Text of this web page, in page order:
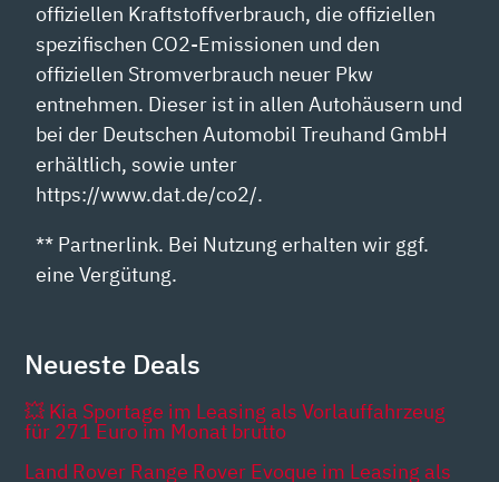
offiziellen Kraftstoffverbrauch, die offiziellen
spezifischen CO2-Emissionen und den
offiziellen Stromverbrauch neuer Pkw
entnehmen. Dieser ist in allen Autohäusern und
bei der Deutschen Automobil Treuhand GmbH
erhältlich, sowie unter
https://www.dat.de/co2/.
** Partnerlink. Bei Nutzung erhalten wir ggf.
eine Vergütung.
Neueste Deals
💥 Kia Sportage im Leasing als Vorlauffahrzeug
für 271 Euro im Monat brutto
Land Rover Range Rover Evoque im Leasing als